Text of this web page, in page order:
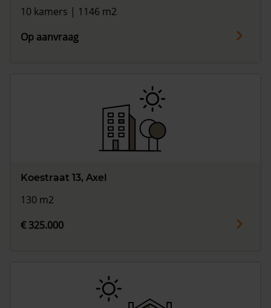
10 kamers | 1146 m2
Op aanvraag
Koestraat 13, Axel
130 m2
€ 325.000